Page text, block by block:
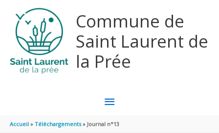
Commune de
Saint Laurent de
la Prée
MENU
PRINCIPAL
Accueil Téléchargements Journal n°13